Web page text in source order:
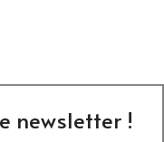
newsletter !